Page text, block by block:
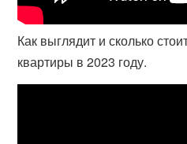
Как выглядит и сколько
квартиры в 2023 году.